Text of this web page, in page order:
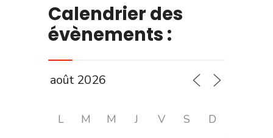
Calendrier des
évènements :
L M M J V S D